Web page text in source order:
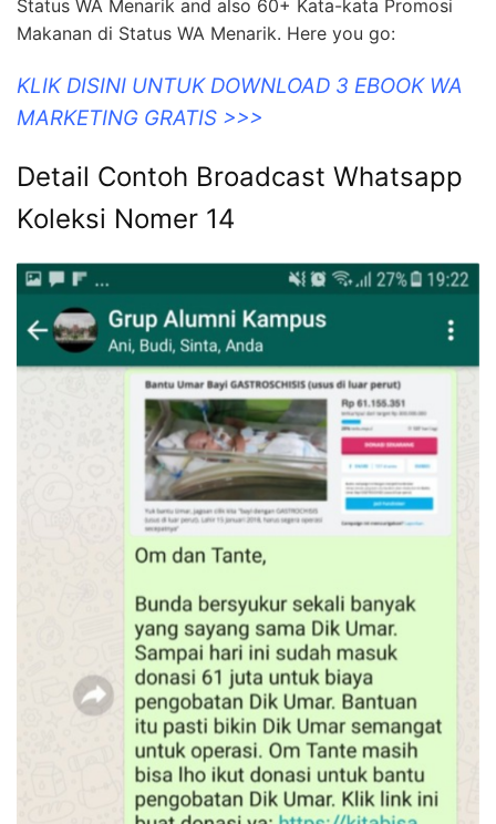
Status WA Menarik and also 60+ Kata-kata Promosi
Makanan di Status WA Menarik. Here you go:
KLIK DISINI UNTUK DOWNLOAD 3 EBOOK WA
MARKETING GRATIS >>>
Detail Contoh Broadcast Whatsapp
Koleksi Nomer 14